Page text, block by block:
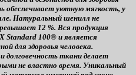
обеспечивает уютную мягкость, у
Натуральный шенилл не
12 %. Вся продукция
Standard 100® и является
для здоровья человека.
долговечность ткани делает
не властно время. Уникальный